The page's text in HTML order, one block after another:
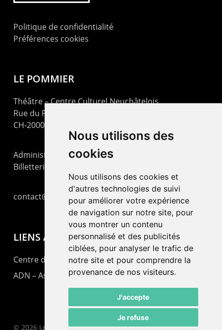
Nous utilisons des
cookies
Nous utilisons des cookies et
d'autres technologies de suivi
pour améliorer votre expérience
de navigation sur notre site, pour
vous montrer un contenu
personnalisé et des publicités
ciblées, pour analyser le trafic de
notre site et pour comprendre la
provenance de nos visiteurs.
J'accepte
Je refuse
Politique de confidentialité
Préférences cookies
LE POMMIER
Théâtre – Centre Culturel Neuchâtelois
Rue du Pommier 9
CH-2000 Neuchâtel
Administration : +41 32 725 03 03
Billetterie : +41 32 725 05 05
contact@lepommier.ch
LIENS AMIS
Centre de culture ABC
ADN – Association Danse Neuchâtel
© 2026 Le Pommier.